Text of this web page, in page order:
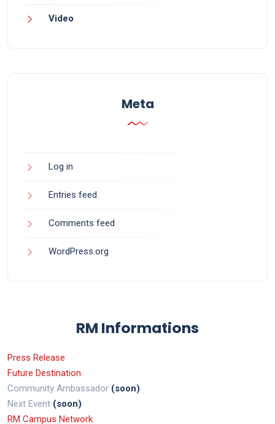
Video
Meta
Log in
Entries feed
Comments feed
WordPress.org
RM Informations
Press Release
Future Destination
Community Ambassador (soon)
Next Event (soon)
RM Campus Network